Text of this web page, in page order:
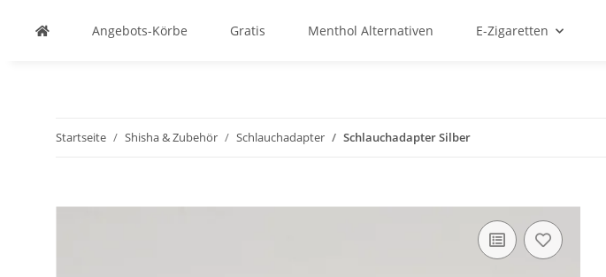
Angebots-Körbe Gratis Menthol Alternativen E-Zigaretten
Startseite Shisha & Zubehör Schlauchadapter Schlauchadapter Silber